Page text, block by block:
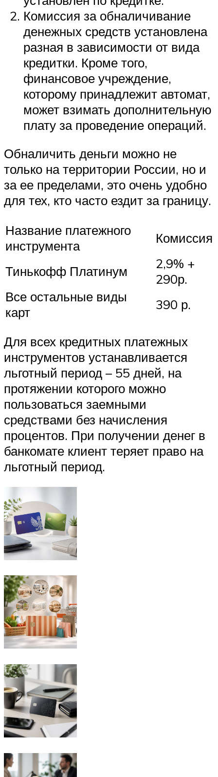
Комиссия за обналичивание
денежных средств установлена
разная в зависимости от вида
кредитки. Кроме того,
финансовое учреждение,
которому принадлежит автомат,
может взимать дополнительную
плату за проведение операций.
Обналичить деньги можно не
только на территории России, но и
за ее пределами, это очень удобно
для тех, кто часто ездит за границу.
Название платежного
инструмента
Комиссия
Тинькофф Платинум
2,9% +
290р.
Все остальные виды
карт
390 р.
Для всех кредитных платежных
инструментов устанавливается
льготный период – 55 дней, на
протяжении которого можно
пользоваться заемными
средствами без начисления
процентов. При получении денег в
банкомате клиент теряет право на
льготный период.